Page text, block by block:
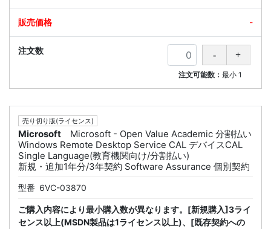
-
注文可能数：最小 1
売り切り版(ライセンス)
Microsoft
Microsoft - Open Value Academic 分割払い
Windows Remote Desktop Service CAL デバイスCAL
Single Language(教育機関向け/分割払い)
新規・追加1年分/3年契約 Software Assurance 個別契約
型番 6VC-03870
ご購入内容により最小購入数が異なります。[新規購入]3ライ
センス以上(MSDN製品は1ライセンス以上)、[既存契約への